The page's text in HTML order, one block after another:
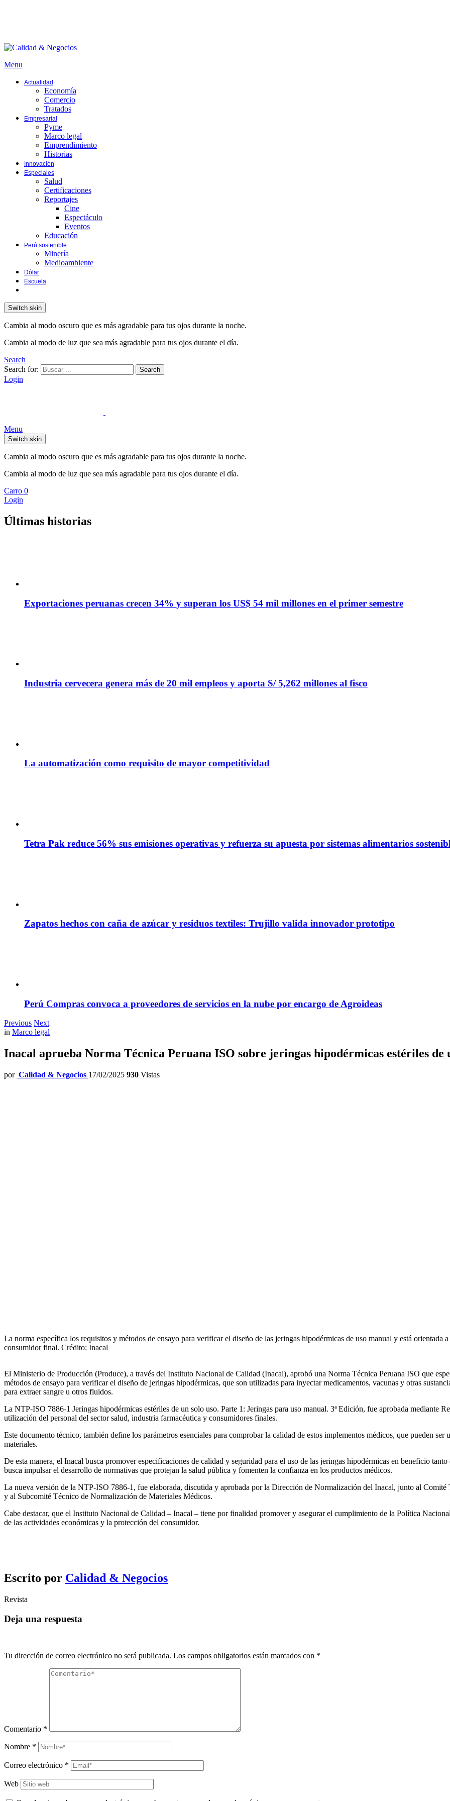
Menu
Actualidad
Economía
Comercio
Tratados
Empresarial
Pyme
Marco legal
Emprendimiento
Historias
Innovación
Especiales
Salud
Certificaciones
Reportajes
Cine
Espectáculo
Eventos
Educación
Perú sostenible
Minería
Medioambiente
Dólar
Escuela
Switch skin
Cambia al modo oscuro que es más agradable para tus ojos durante la noche.
Cambia al modo de luz que sea más agradable para tus ojos durante el día.
Search
Search for:
Search
Login
Menu
Switch skin
Cambia al modo oscuro que es más agradable para tus ojos durante la noche.
Cambia al modo de luz que sea más agradable para tus ojos durante el día.
Carro 0
Login
Últimas historias
Exportaciones peruanas crecen 34% y superan los US$ 54 mil millones en el primer semestre
Industria cervecera genera más de 20 mil empleos y aporta S/ 5,262 millones al fisco
La automatización como requisito de mayor competitividad
Tetra Pak reduce 56% sus emisiones operativas y refuerza su apuesta por sistemas alimentarios
Zapatos hechos con caña de azúcar y residuos textiles: Trujillo valida innovador prototipo
Perú Compras convoca a proveedores de servicios en la nube por encargo de Agroideas
Previous Next
in Marco legal
Inacal aprueba Norma Técnica Peruana ISO sobre jeringas hipodérmicas estériles de
por Calidad & Negocios 17/02/2025 930 Vistas
La norma específica los requisitos y métodos de ensayo para verificar el diseño de las jeringas hipodérmicas de uso manual y está
consumidor final. Crédito: Inacal
El Ministerio de Producción (Produce), a través del Instituto Nacional de Calidad (Inacal), aprobó una Norma Técnica Peruana ISO que
métodos de ensayo para verificar el diseño de jeringas hipodérmicas, que son utilizadas para inyectar medicamentos, vacunas y otras
para extraer sangre u otros fluidos.
La NTP-ISO 7886-1 Jeringas hipodérmicas estériles de un solo uso. Parte 1: Jeringas para uso manual. 3ª Edición, fue aprobada
utilización del personal del sector salud, industria farmacéutica y consumidores finales.
Este documento técnico, también define los parámetros esenciales para comprobar la calidad de estos implementos médicos, que pueden
materiales.
De esta manera, el Inacal busca promover especificaciones de calidad y seguridad para el uso de las jeringas hipodérmicas en beneficio
busca impulsar el desarrollo de normativas que protejan la salud pública y fomenten la confianza en los productos médicos.
La nueva versión de la NTP-ISO 7886-1, fue elaborada, discutida y aprobada por la Dirección de Normalización del Inacal, junto al
y al Subcomité Técnico de Normalización de Materiales Médicos.
Cabe destacar, que el Instituto Nacional de Calidad – Inacal – tiene por finalidad promover y asegurar el cumplimiento de la Política
de las actividades económicas y la protección del consumidor.
Escrito por Calidad & Negocios
Revista
Deja una respuesta
Tu dirección de correo electrónico no será publicada. Los campos obligatorios están marcados con *
Comentario *
Nombre *
Correo electrónico *
Web